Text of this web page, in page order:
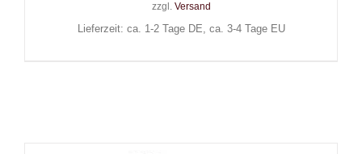
zzgl. Versand
Lieferzeit: ca. 1-2 Tage DE, ca. 3-4 Tage EU